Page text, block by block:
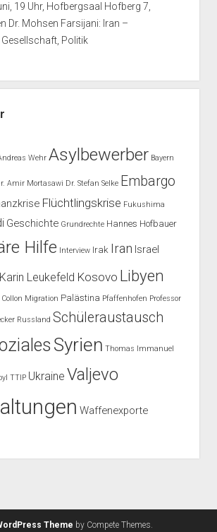
19 Uhr, Hofbergsaal Hofberg 7,
Dr. Mohsen Farsijani: Iran –
Politik
Wehr Asylbewerber Bayern
Amir Mortasawi Dr. Stefan Selke Embargo
Flüchtlingskrise Fukushima
Geschichte Grundrechte Hannes Hofbauer
Hilfe Interview Irak Iran Israel
Karin Leukefeld Kosovo Libyen
Migration Palästina Pfaffenhofen Professor
Russland Schüleraustausch
Syrien Thomas Immanuel
TTIP Ukraine Valjevo
Waffenexporte
Theme by Compete Themes.